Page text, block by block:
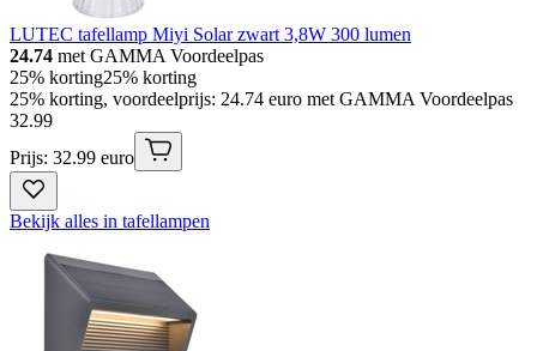
LUTEC tafellamp Miyi Solar zwart 3,8W 300 lumen
24.74 met GAMMA Voordeelpas
25% korting25% korting
25% korting, voordeelprijs: 24.74 euro met GAMMA Voordeelpas
32.99
Prijs: 32.99 euro
Bekijk alles in tafellampen